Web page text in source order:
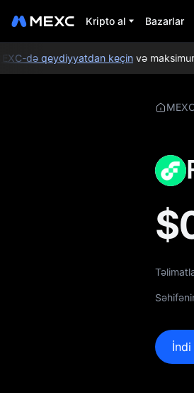
Kripto al Bazarlar
də qeydiyyatdan keçinvə maksimum